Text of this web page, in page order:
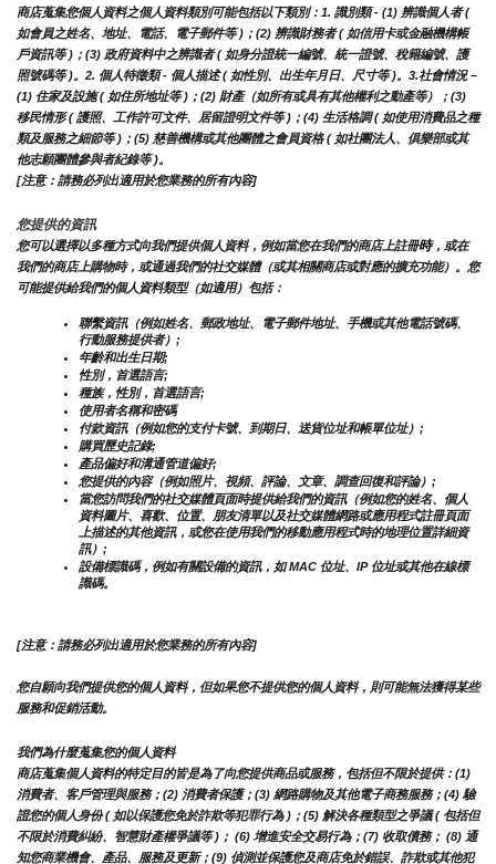
商店蒐集您個人資料之個人資料類別可能包括以下類別：1. 識別類 - (1) 辨識個人者 (
如會員之姓名、地址、電話、電子郵件等 )；(2) 辨識財務者 ( 如信用卡或金融機構帳
戶資訊等 )；(3) 政府資料中之辨識者 ( 如身分證統一編號、統一證號、稅籍編號、護
照號碼等 )。2. 個人特徵類 - 個人描述 ( 如性別、出生年月日、尺寸等 )。3.社會情況 –
(1) 住家及設施 ( 如住所地址等 )；(2) 財產（如所有或具有其他權利之動產等）；(3)
移民情形 ( 護照、工作許可文件、居留證明文件等 )；(4) 生活格調 ( 如使用消費品之種
類及服務之細節等 )；(5) 慈善機構或其他團體之會員資格 ( 如社團法人、俱樂部或其
他志願團體參與者紀錄等 )。
[注意：請務必列出適用於您業務的所有內容]
您提供的資訊
您可以選擇以多種方式向我們提供個人資料，例如當您在我們的商店上註冊時，或在
我們的商店上購物時，或通過我們的社交媒體（或其相關商店或對應的擴充功能）。您
可能提供給我們的個人資料類型（如適用）包括：
聯繫資訊（例如姓名、郵政地址、電子郵件地址、手機或其他電話號碼、
行動服務提供者）;
年齡和出生日期;
性別，首選語言;
種族，性別，首選語言;
使用者名稱和密碼
付款資訊（例如您的支付卡號、到期日、送貨位址和帳單位址）;
購買歷史記錄;
產品偏好和溝通管道偏好;
您提供的內容（例如照片、視頻、評論、文章、調查回復和評論）;
當您訪問我們的社交媒體頁面時提供給我們的資訊（例如您的姓名、個人
資料圖片、喜歡、位置、朋友清單以及社交媒體網路或應用程式註冊頁面
上描述的其他資訊，或您在使用我們的移動應用程式時的地理位置詳細資
訊）;
設備標識碼，例如有關設備的資訊，如 MAC 位址、IP 位址或其他在線標
識碼。
[注意：請務必列出適用於您業務的所有內容]
您自願向我們提供您的個人資料，但如果您不提供您的個人資料，則可能無法獲得某些
服務和促銷活動。
我們為什麼蒐集您的個人資料
商店蒐集個人資料的特定目的皆是為了向您提供商品或服務，包括但不限於提供：(1)
消費者、客戶管理與服務；(2) 消費者保護；(3) 網路購物及其他電子商務服務；(4) 驗
證您的個人身份 ( 如以保護您免於詐欺等犯罪行為 )；(5) 解決各種類型之爭議 ( 包括但
不限於消費糾紛、智慧財產權爭議等 )； (6) 增進安全交易行為；(7) 收取債務； (8) 通
知您商業機會、產品、服務及更新；(9) 偵測並保護您及商店免於錯誤、詐欺或其他犯